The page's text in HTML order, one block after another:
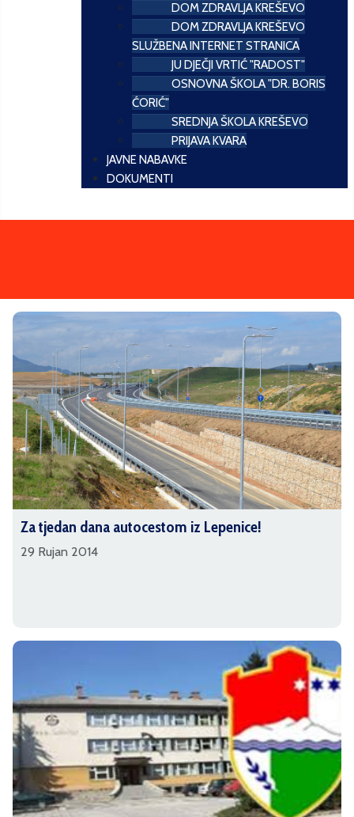
DOM ZDRAVLJA KREŠEVO
DOM ZDRAVLJA KREŠEVO
SLUŽBENA INTERNET STRANICA
JU DJEČJI VRTIĆ "RADOST"
OSNOVNA ŠKOLA "DR. BORIS
ĆORIĆ"
SREDNJA ŠKOLA KREŠEVO
PRIJAVA KVARA
JAVNE NABAVKE
DOKUMENTI
Za tjedan dana autocestom iz Lepenice!
29 Rujan 2014